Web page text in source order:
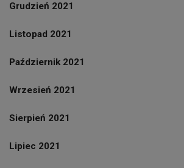
Grudzień 2021
Listopad 2021
Październik 2021
Wrzesień 2021
Sierpień 2021
Lipiec 2021